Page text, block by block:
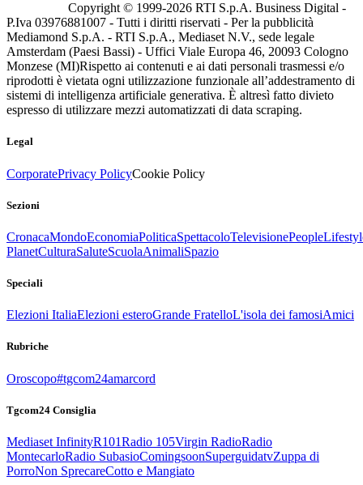
Copyright © 1999-2026 RTI S.p.A. Business Digital -
P.Iva 03976881007 - Tutti i diritti riservati - Per la pubblicità
Mediamond S.p.A. - RTI S.p.A., Mediaset N.V., sede legale
Amsterdam (Paesi Bassi) - Uffici Viale Europa 46, 20093 Cologno
Monzese (MI)Rispetto ai contenuti e ai dati personali trasmessi e/o
riprodotti è vietata ogni utilizzazione funzionale all’addestramento di
sistemi di intelligenza artificiale generativa. È altresì fatto divieto
espresso di utilizzare mezzi automatizzati di data scraping.
Legal
CorporatePrivacy PolicyCookie Policy
Sezioni
CronacaMondoEconomiaPoliticaSpettacoloTelevisionePeople
PlanetCulturaSaluteScuolaAnimaliSpazio
Speciali
Elezioni ItaliaElezioni esteroGrande FratelloL'isola dei famosiAmici
Rubriche
Oroscopo#tgcom24amarcord
Tgcom24 Consiglia
Mediaset InfinityR101Radio 105Virgin RadioRadio
MontecarloRadio SubasioComingsoonSuperguidatvZuppa di
PorroNon SprecareCotto e Mangiato